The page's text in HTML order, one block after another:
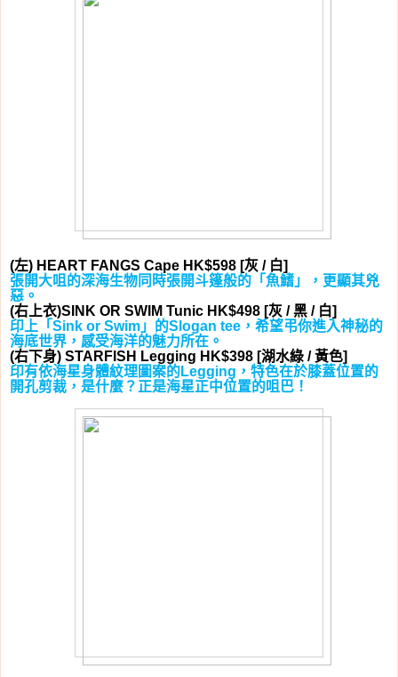
(左) HEART FANGS Cape HK$598 [灰 / 白]
張開大咀的深海生物同時張開斗篷般的「魚鰭」，更顯其兇
惡。
(右上衣)SINK OR SWIM Tunic HK$498 [灰 / 黑 / 白]
印上「Sink or Swim」的Slogan tee ，希望弔你進入神秘的
海底世界，感受海洋的魅力所在。
(右下身) STARFISH Legging HK$398 [湖水綠 / 黃色]
印有依海星身體紋理圖案的Legging ，特色在於膝蓋位置的
開孔剪裁，是什麼？正是海星正中位置的咀巴！